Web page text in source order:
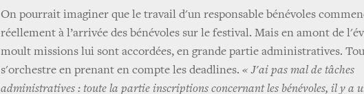
On pourrait imaginer que le travail d'un responsable bénévoles
réellement à l’arrivée des bénévoles sur le festival. Mais en amont de
moult missions lui sont accordées, en grande partie administratives.
s'orchestre en prenant en compte les deadlines. « J'ai pas mal de tâches
administratives : toute la partie inscriptions concernant les bénévoles, il y a